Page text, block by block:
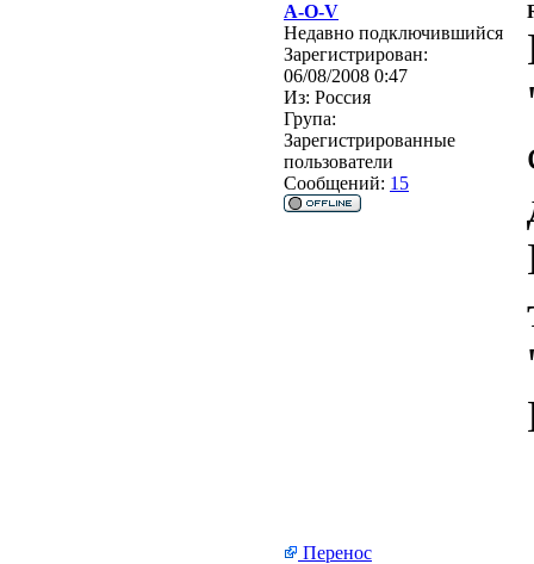
A-O-V
Недавно подключившийся
Зарегистрирован:
06/08/2008 0:47
Из: Россия
Група:
Зарегистрированные
пользователи
Сообщений: 15
Перенос